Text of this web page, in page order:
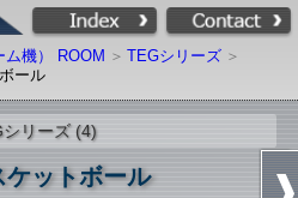
機） ROOM
TEGシリーズ
ール
シリーズ (4)
ケットボール